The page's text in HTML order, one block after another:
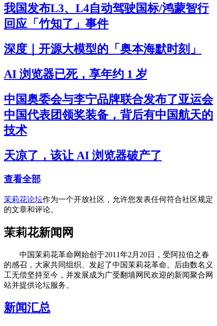
我国发布L3、L4自动驾驶国标/鸿蒙智行
回应「竹知了」事件
深度｜开源大模型的「奥本海默时刻」
AI 浏览器已死，享年约 1 岁
中国奥委会与李宁品牌联合发布了亚运会
中国代表团领奖装备，背后有中国航天的
技术
天凉了，该让 AI 浏览器破产了
查看全部
茉莉花论坛作为一个开放社区，允许您发表任何符合社区规定
的文章和评论。
茉莉花新闻网
中国茉莉花革命网始创于2011年2月20日，受阿拉伯之春
的感召，大家共同组织、发起了中国茉莉花革命。后由数名义
工无偿坚持至今，并发展成为广受翻墙网民欢迎的新闻聚合网
站并提供论坛服务。
新闻汇总